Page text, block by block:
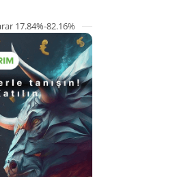
17.84%-82.16%